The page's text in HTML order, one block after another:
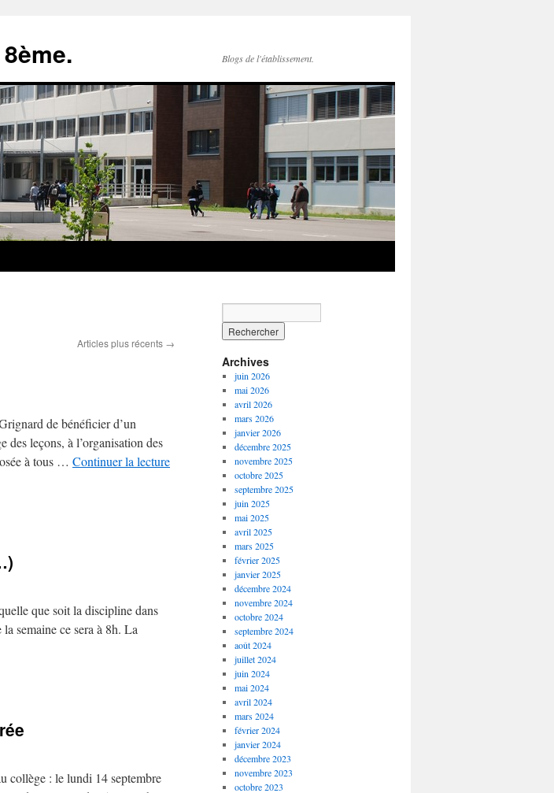
Blogs de l'établissement.
Articles plus récents →
de bénéficier d’un
des leçons, à l’organisation des
à tous … Continuer la lecture
que soit la discipline dans
semaine ce sera à 8h. La
collège : le lundi 14 septembre
Archives
juin 2026
mai 2026
avril 2026
mars 2026
janvier 2026
décembre 2025
novembre 2025
octobre 2025
septembre 2025
juin 2025
mai 2025
avril 2025
mars 2025
février 2025
janvier 2025
décembre 2024
novembre 2024
octobre 2024
septembre 2024
août 2024
juillet 2024
juin 2024
mai 2024
avril 2024
mars 2024
février 2024
janvier 2024
décembre 2023
novembre 2023
octobre 2023